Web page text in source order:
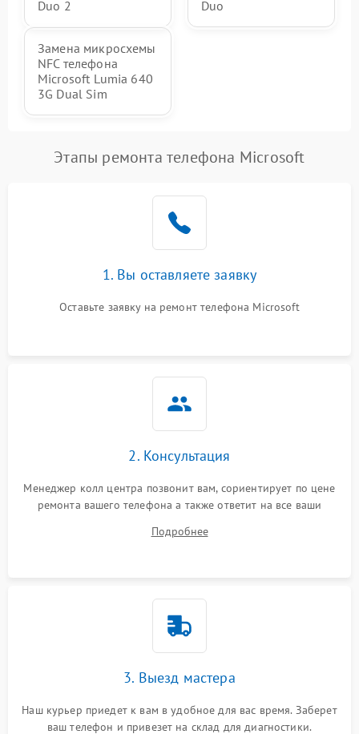
Duo 2
Duo
Замена микросхемы
NFC телефона
Microsoft Lumia 640
3G Dual Sim
Этапы ремонта телефона Microsoft
1. Вы оставляете заявку
Оставьте заявку на ремонт телефона Microsoft
2. Консультация
Менеджер колл центра позвонит вам, сориентирует по цене
ремонта вашего телефона а также ответит на все ваши
Подробнее
3. Выезд мастера
Наш курьер приедет к вам в удобное для вас время. Заберет
ваш телефон и привезет на склад для диагностики.